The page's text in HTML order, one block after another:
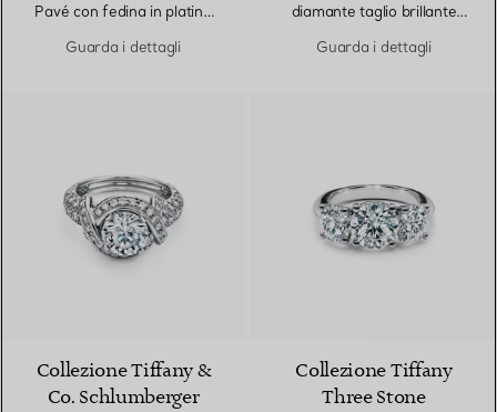
Pavé con fedina in platino
Guarda i dettagli
diamante taglio brillante
di diamanti
Guarda i dettagli
Collezione Tiffany &
Co. Schlumberger
Collezione Tiffany
Three Stone